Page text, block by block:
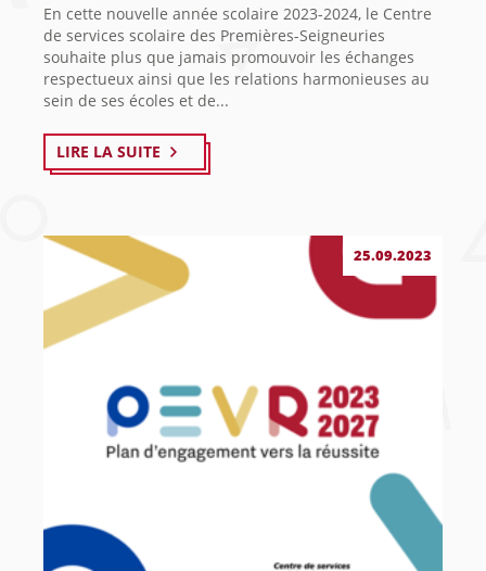
En cette nouvelle année scolaire 2023-2024, le Centre
de services scolaire des Premières-Seigneuries
souhaite plus que jamais promouvoir les échanges
respectueux ainsi que les relations harmonieuses au
sein de ses écoles et de...
LIRE LA SUITE
25.09.2023